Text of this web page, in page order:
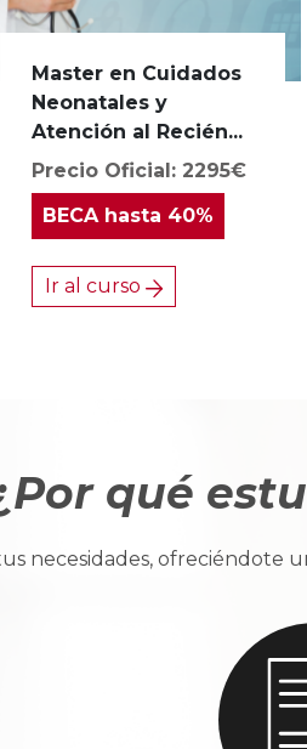
Master en Cuidados
Neonatales y
Atención al Recién...
Precio Oficial: 2295€
BECAhasta 40%
Ir al curso
qué
necesidades,